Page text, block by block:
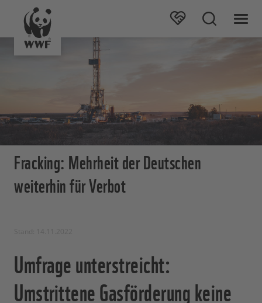
Fracking: Mehrheit der Deutschen
weiterhin für Verbot
Umfrage unterstreicht:
Umstrittene Gasförderung keine